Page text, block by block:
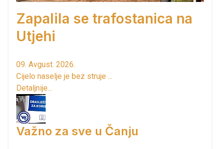
Zapalila se trafostanica na
Utjehi
09. Avgust. 2026.
Cijelo naselje je bez struje ...
Detaljnije...
Važno za sve u Čanju